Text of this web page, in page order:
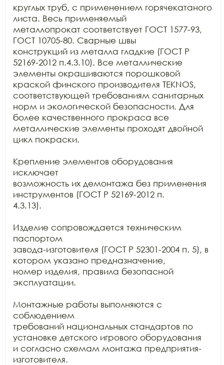
круглых труб, с применением горячекатаного
листа. Весь применяемый
металлопрокат соответствует ГОСТ 1577-93,
ГОСТ 10705-80. Сварные швы
конструкций из металла гладкие (ГОСТ Р
52169-2012 п.4.3.10). Все металлические
элементы окрашиваются порошковой
краской финского производителя TEKNOS,
соответствующей требованиям санитарных
норм и экологической безопасности. Для
более качественного прокраса все
металлические элементы проходят двойной
цикл покраски.
Крепление элементов оборудования
исключает
возможность их демонтажа без применения
инструментов (ГОСТ Р 52169-2012 п.
4.3.13).
Изделие сопровождается техническим
паспортом
завода-изготовителя (ГОСТ Р 52301-2004 п. 5), в
котором указано предназначение,
номер изделия, правила безопасной
эксплуатации.
Монтажные работы выполняются с
соблюдением
требований национальных стандартов по
установке детского игрового оборудования
и согласно схемам монтажа предприятия-
изготовителя.